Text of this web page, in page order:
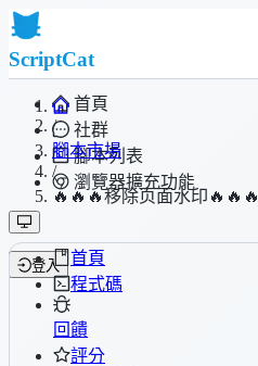
ScriptCat
首頁
社群
腳本列表
瀏覽器擴充功能
登入
/
腳本市場
/
🔥🔥🔥移除页面水印🔥🔥🔥
首頁
程式碼
回饋
評分